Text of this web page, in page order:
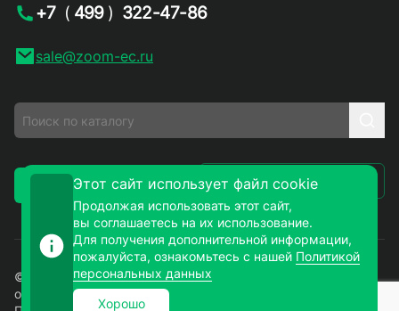
+7 ( 499 ) 322-47-86
sale@zoom-ec.ru
Заказать звонок Написать письмо
© 2026. ЗУМ-СМД – продажа электронных компонентов
оптом и в розницу. Все права защищены.
Этот сайт использует файл cookie
Продолжая использовать этот сайт,
вы соглашаетесь на их использование.
Для получения дополнительной информации,
пожалуйста, ознакомьтесь с нашей Политикой
персональных данных
Хорошо